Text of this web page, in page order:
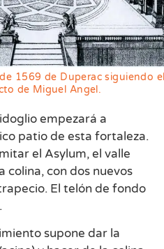
1569 de Duperac siguiendo
de Miguel Angel.
empezará a
patio de esta fortaleza.
el Asylum, el valle
colina, con dos nuevos
El telón de fondo
supone dar la